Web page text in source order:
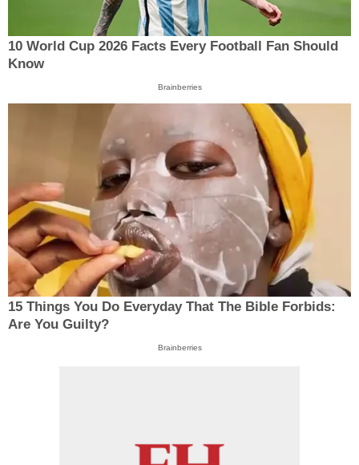
10 World Cup 2026 Facts Every Football Fan Should
Know
Brainberries
15 Things You Do Everyday That The Bible Forbids:
Are You Guilty?
Brainberries